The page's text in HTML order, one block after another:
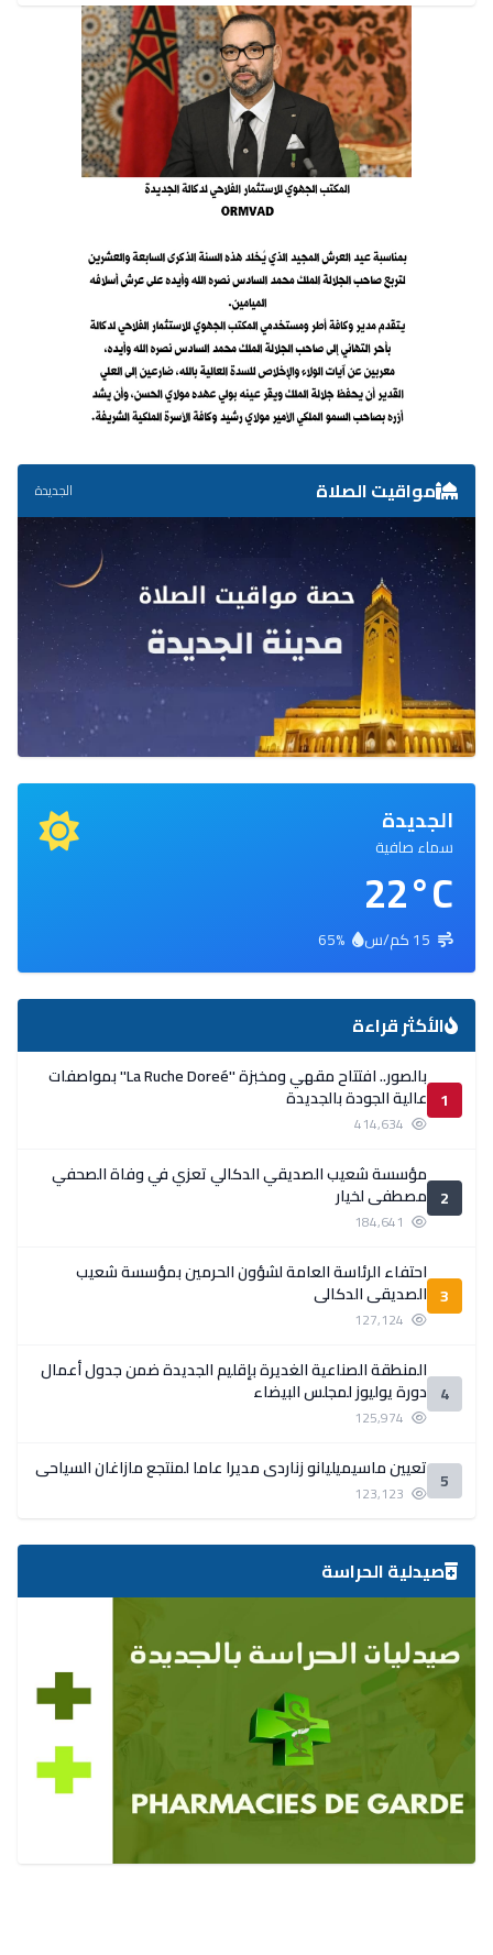
مواقيت الصلاة الجديدة
الجديدة
سماء صافية
22°C
الأكثر قراءة
1
بالصور.. افتتاح مقهي ومخبزة ''La Ruche Doreé'' بمواصفات
عالية الجودة بالجديدة
2
مؤسسة شعيب الصديقي الدكالي تعزي في وفاة الصحفي
مصطفى لخيار
3
احتفاء الرئاسة العامة لشؤون الحرمين بمؤسسة شعيب
الصديقي الدكالي
4
المنطقة الصناعية الغديرة بإقليم الجديدة ضمن جدول أعمال
دورة يوليوز لمجلس البيضاء
5 تعيين ماسيميليانو زناردي مديرا عاما لمنتجع مازاغان السياحي
صيدلية الحراسة